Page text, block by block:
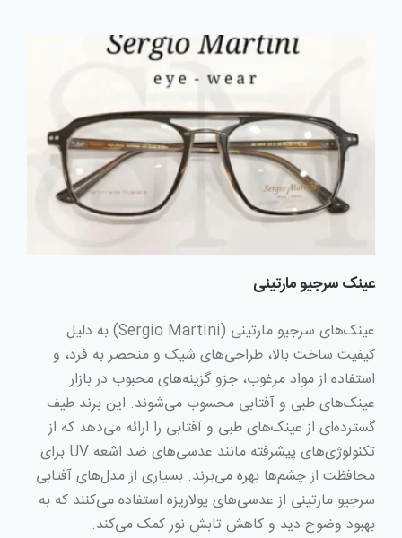
عینک سرجیو مارتینی
عینک‌های سرجیو مارتینی (Sergio Martini) به دلیل
کیفیت ساخت بالا، طراحی‌های شیک و منحصر به فرد، و
استفاده از مواد مرغوب، جزو گزینه‌های محبوب در بازار
عینک‌های طبی و آفتابی محسوب می‌شوند. این برند طیف
گسترده‌ای از عینک‌های طبی و آفتابی را ارائه می‌دهد که از
تکنولوژی‌های پیشرفته مانند عدسی‌های ضد اشعه UV برای
محافظت از چشم‌ها بهره می‌برند. بسیاری از مدل‌های آفتابی
سرجیو مارتینی از عدسی‌های پولاریزه استفاده می‌کنند که به
بهبود وضوح دید و کاهش تابش نور کمک می‌کند.